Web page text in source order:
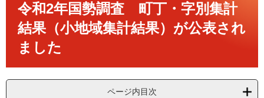
令和2年国勢調査 町丁・字別集計
結果（小地域集計結果）が公表され
ました
ページ内目次